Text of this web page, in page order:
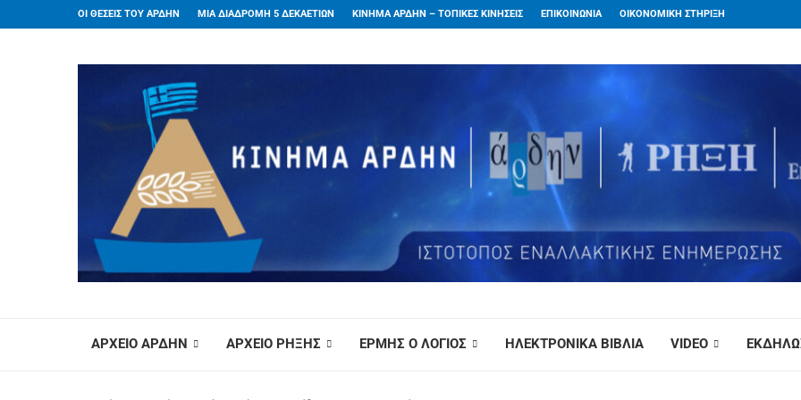
ΟΙ ΘΕΣΕΙΣ ΤΟΥ ΑΡΔΗΝ ΜΙΑ ΔΙΑΔΡΟΜΗ 5 ΔΕΚΑΕΤΙΩΝ ΚΙΝΗΜΑ ΑΡΔΗΝ – ΤΟΠΙΚΕΣ ΚΙΝΗΣΕΙΣ ΕΠΙΚΟΙΝΩΝΙΑ ΟΙΚΟΝΟΜΙΚΗ ΣΤΗΡΙΞΗ
ΑΡΧΕΙΟ ΑΡΔΗΝ ΑΡΧΕΙΟ ΡΗΞΗΣ ΕΡΜΗΣ Ο ΛΟΓΙΟΣ ΗΛΕΚΤΡΟΝΙΚΑ ΒΙΒΛΙΑ VIDEO